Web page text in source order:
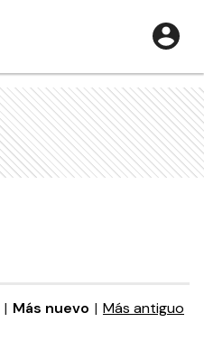
| Más nuevo | Más antiguo